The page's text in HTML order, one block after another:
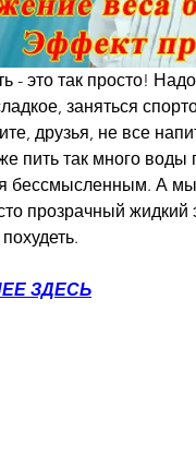
- это так просто!
заняться
друзья, не все
пить так много
бессмысленным. А
прозрачный
ЗДЕСЬ